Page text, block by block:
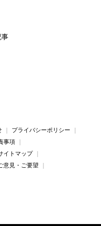
事
プライバシーポリシー
事項
イトマップ
意見・ご要望